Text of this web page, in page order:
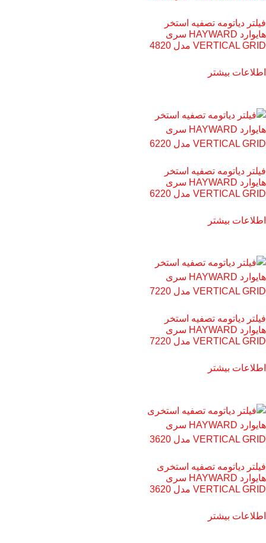
فیلتر دیاتومه تصفیه استخر
هایوارد HAYWARD سری
VERTICAL GRID مدل 4820
اطلاعات بیشتر
فیلتر دیاتومه تصفیه استخر
هایوارد HAYWARD سری
VERTICAL GRID مدل 6220
اطلاعات بیشتر
فیلتر دیاتومه تصفیه استخر
هایوارد HAYWARD سری
VERTICAL GRID مدل 7220
اطلاعات بیشتر
فیلتر دیاتومه تصفیه استخری
هایوارد HAYWARD سری
VERTICAL GRID مدل 3620
اطلاعات بیشتر